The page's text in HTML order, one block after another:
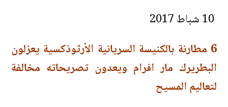
6 مطارنة بالكنيسة السريانية الأرثوذكسية يعزلون
البطريرك مار افرام ويعدون تصريحاته مخالفة
لتعاليم المسيح